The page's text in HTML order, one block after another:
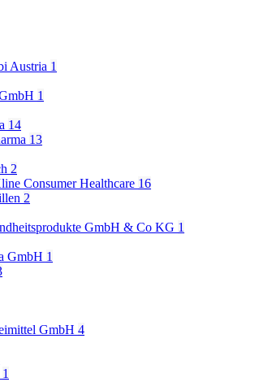
Austria 1
1
14
13
2
Consumer Healthcare 16
2
GmbH & Co KG 1
GmbH 1
GmbH 4
1